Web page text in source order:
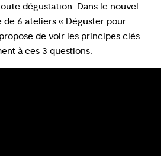
dégustation. Dans le nouvel
de 6 ateliers « Déguster pour
de voir les principes clés
à ces 3 questions.